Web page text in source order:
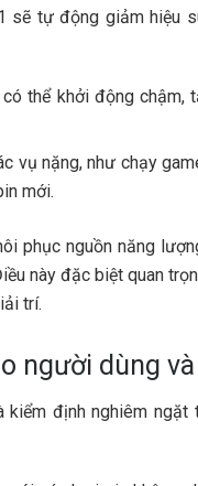
sẽ tự động giảm hiệu
thể khởi động chậm,
vụ nặng, như chạy
mới.
phục nguồn năng
này đặc biệt quan
trí.
người dùng
kiểm định nghiêm